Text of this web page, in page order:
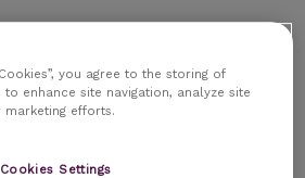
you agree to the storing of
enhance site navigation, analyze site
marketing efforts.
Cookies Settings